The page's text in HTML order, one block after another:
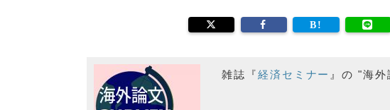
雑誌『経済セミナー 』の "海